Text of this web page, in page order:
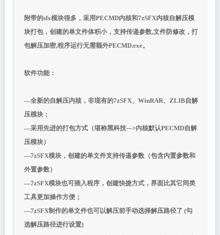
附带的sfx模块很多，采用PECMD内核和7zSFX内核自解压模
块打包，创建的单文件体积小，支持传递参数,文件防修改，打
包解压加密,程序运行无需额外PECMD.exe。
软件功能：
—全新的自解压内核，非现有的7zSFX、WinRAR、ZLIB自解
压模块；
—采用先进的打包方式（堪称黑科技--->内核默认PECMD自解
压模块）
—7zSFX模块，创建的单文件支持传递参数（包含内置参数和
外置参数）
—7zSFX模块也可插入程序，创建快捷方式，界面比其它同类
工具更加操作方便；
—7zSFX制作的单文件也可以解压前手动选择解压路径了 (勾
选解压路径进行设置)